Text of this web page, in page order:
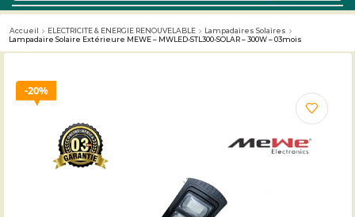
Accueil ELECTRICITE & ENERGIE RENOUVELABLE
Lampadaires Solaires
Lampadaire Solaire Extérieure MEWE – MWLED-STL300-SOLAR – 300W – 03mois
20%